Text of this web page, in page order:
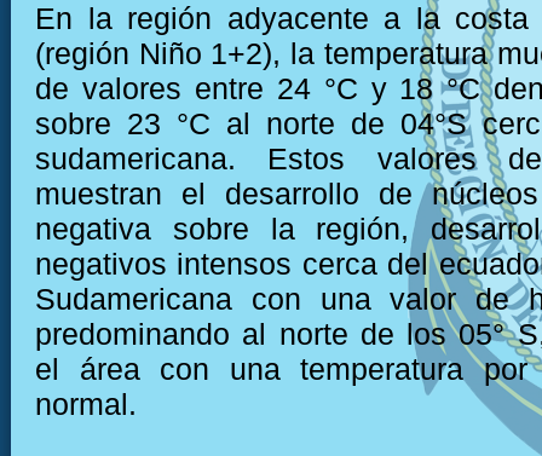
En la región adyacente a la costa
(región Niño 1+2), la temperatura
de valores entre 24 °C y 18 °C
sobre 23 °C al norte de 04°S
sudamericana. Estos valores
muestran el desarrollo de
negativa sobre la región,
negativos intensos cerca del
Sudamericana con una valor de
predominando al norte de los 05°
el área con una temperatura
normal.